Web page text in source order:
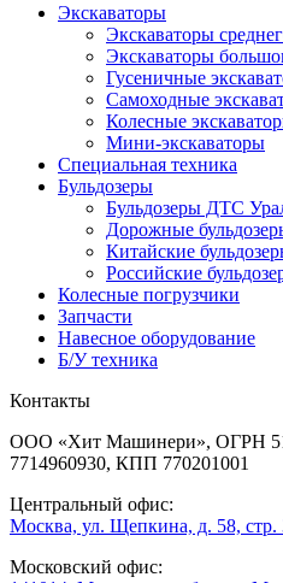
Экскаваторы
Экскаваторы
Экскаваторы
Гусеничные
Самоходные
Колесные
Мини-экскаваторы
Специальная техника
Бульдозеры
Бульдозеры ДТС
Дорожные
Китайские
Российские
Колесные погрузчики
Запчасти
Навесное оборудование
Б/У техника
Контакты
ООО «Хит Машинери», ОГРН
7714960930, КПП 770201001
Центральный офис:
Москва, ул. Щепкина, д. 58,
Московский офис: